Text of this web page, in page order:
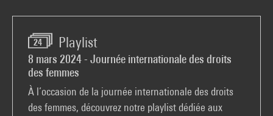
24 Playlist
8 mars 2024 - Journée internationale des droits
des femmes
À l’occasion de la journée internationale des droits
des femmes, découvrez notre playlist dédiée aux